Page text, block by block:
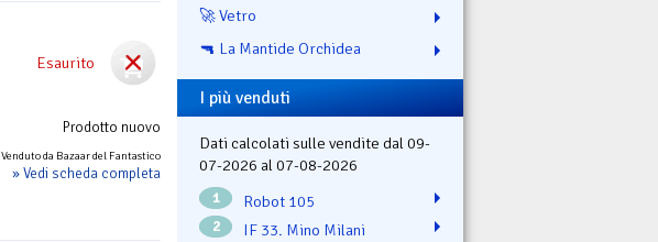
Esaurito
Prodotto nuovo
Venduto da Bazaar del Fantastico
» Vedi scheda completa
🚀 Vetro
🔫 La Mantide Orchidea
I più venduti
Dati calcolati sulle vendite dal 09-
07-2026 al 07-08-2026
1 Robot 105
2 IF 33. Mino Milani